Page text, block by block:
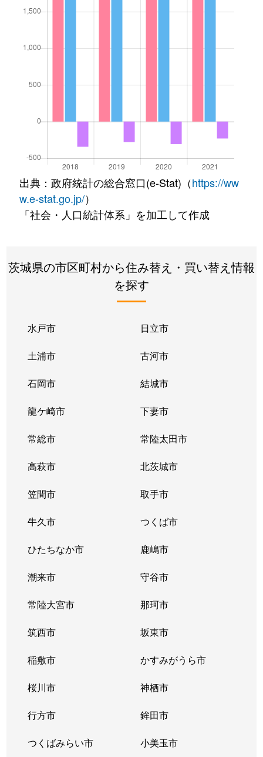
出典：政府統計の総合窓口(e-Stat)（https://ww
w.e-stat.go.jp/）
「社会・人口統計体系」を加工して作成
茨城県の市区町村から住み替え・買い替え情報
を探す
水戸市 日立市
土浦市 古河市
石岡市 結城市
龍ケ崎市 下妻市
常総市 常陸太田市
高萩市 北茨城市
笠間市 取手市
牛久市 つくば市
ひたちなか市 鹿嶋市
潮来市 守谷市
常陸大宮市 那珂市
筑西市 坂東市
稲敷市 かすみがうら市
桜川市 神栖市
行方市 鉾田市
つくばみらい市 小美玉市